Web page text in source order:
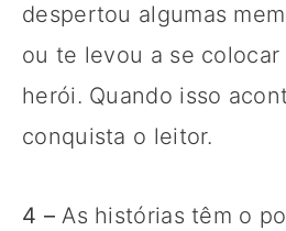
despertou algumas
ou te levou a se colocar
herói. Quando isso
conquista o leitor.
4 –As histórias têm o